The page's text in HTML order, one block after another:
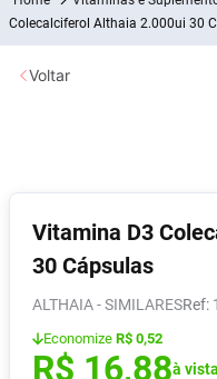
Colecalciferol Althaia 2.000ui 30
Vitamina D3
30 Cápsulas
ALTHAIA - SIMILARES :
Economize R$ 0,52
R$ 16,88à
Voltar
1º Fralda
2
5º Fralda G
6º Shampoo
7º Desodorante
8º Absorvente
9º Vitamina D
10 Lavitan